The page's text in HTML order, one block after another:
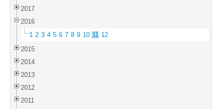
2017
2016
1 2 3 4 5 6 7 8 9 10 11 12
2015
2014
2013
2012
2011